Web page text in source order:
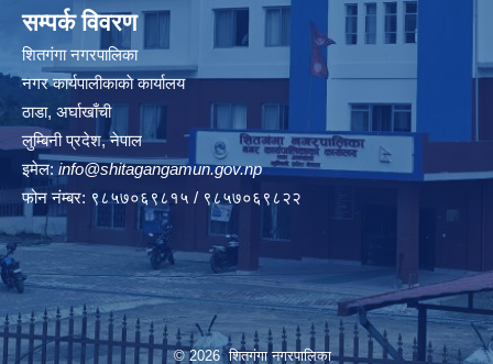
सम्पर्क विवरण
शितगंगा नगरपालिका
नगर कार्यपालीकाकाे कार्यालय
ठाडा, अर्घाखाँची
लुम्बिनी प्रदेश, नेपाल
इमेल: info@shitagangamun.gov.np
फोन नंम्बर: ९८५७०६९८१५ / ९८५७०६९८२२
© 2026 शितगंगा नगरपालिका